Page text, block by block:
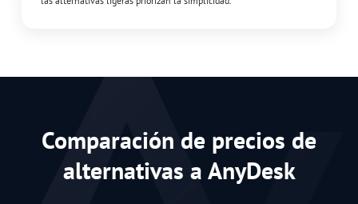
Comparación de precios de
alternativas a AnyDesk